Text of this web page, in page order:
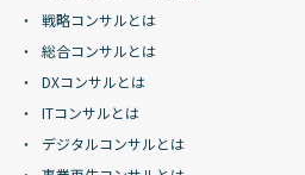
戦略コンサルとは
総合コンサルとは
DXコンサルとは
ITコンサルとは
デジタルコンサルとは